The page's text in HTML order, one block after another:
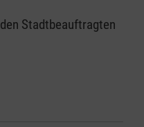
Stadtbeauftragten